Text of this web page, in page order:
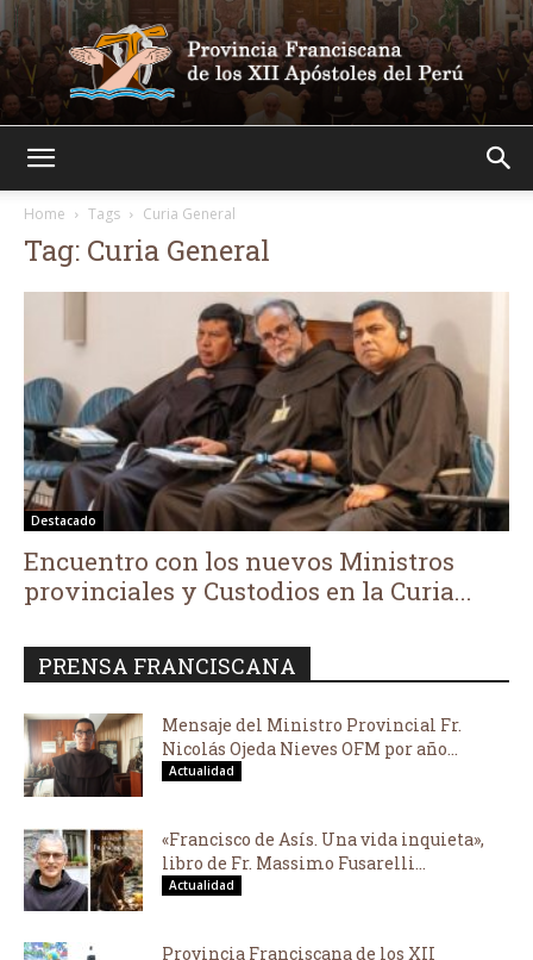
Home
Tags Curia General
Tag: Curia General
Destacado
Encuentro con los nuevos Ministros
provinciales y Custodios en la Curia...
PRENSA FRANCISCANA
Mensaje del Ministro Provincial Fr.
Nicolás Ojeda Nieves OFM por año...
Actualidad
«Francisco de Asís. Una vida inquieta»,
libro de Fr. Massimo Fusarelli...
Actualidad
Provincia Franciscana de los XII